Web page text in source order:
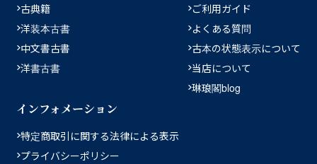
古典籍
洋装本古書
中文書古書
洋書古書
ご利用ガイド
よくある質問
古本の状態表示について
当店について
琳琅閣blog
インフォメーション
特定商取引に関する法律による表示
プライバシーポリシー